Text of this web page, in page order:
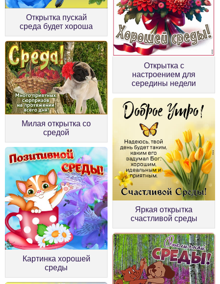
Открытка пускай
среда будет хороша
Милая открытка со
средой
Открытка с
настроением для
середины недели
Картинка хорошей
среды
Яркая открытка
счастливой среды